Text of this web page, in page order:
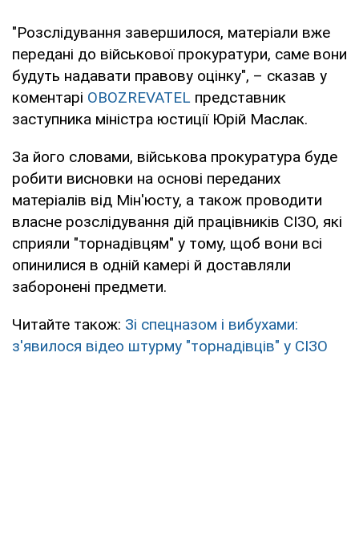
"Розслідування завершилося, матеріали вже
передані до військової прокуратури, саме вони
будуть надавати правову оцінку", – сказав у
коментарі OBOZREVATEL представник
заступника міністра юстиції Юрій Маслак.
За його словами, військова прокуратура буде
робити висновки на основі переданих
матеріалів від Мін'юсту, а також проводити
власне розслідування дій працівників СІЗО, які
сприяли "торнадівцям" у тому, щоб вони всі
опинилися в одній камері й доставляли
заборонені предмети.
Читайте також: Зі спецназом і вибухами:
з'явилося відео штурму "торнадівців" у СІЗО